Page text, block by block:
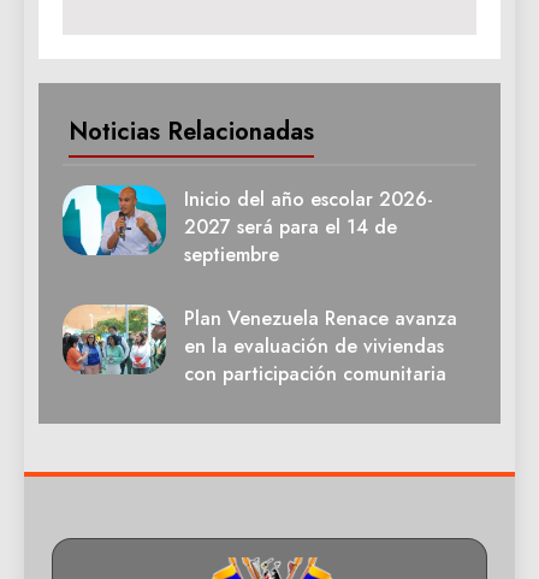
Noticias Relacionadas
Inicio del año escolar 2026-
2027 será para el 14 de
septiembre
Plan Venezuela Renace avanza
en la evaluación de viviendas
con participación comunitaria